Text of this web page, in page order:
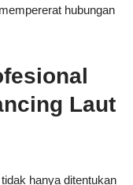
hubungan
Laut
hanya ditentukan